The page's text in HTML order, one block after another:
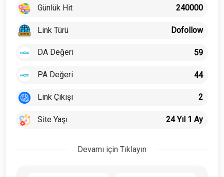
Günlük Hit 240000
Link Türü Dofollow
DA Değeri 59
PA Değeri 44
Link Çıkışı 2
Site Yaşı 24 Yıl 1 Ay
Devamı için Tıklayın